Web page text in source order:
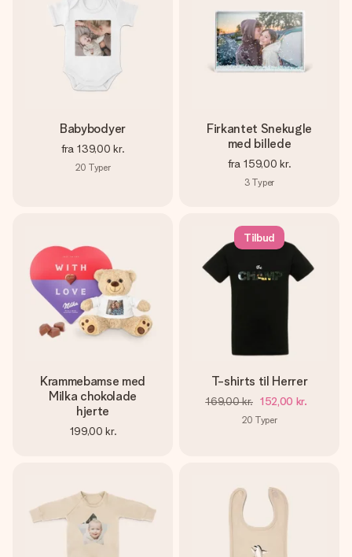
Babybodyer
fra 139,00 kr.
20 Typer
Firkantet Snekugle
med billede
fra 159,00 kr.
3 Typer
Krammebamse med
Milka chokolade
hjerte
199,00 kr.
Tilbud
T-shirts til Herrer
169,00 kr. 152,00 kr.
20 Typer